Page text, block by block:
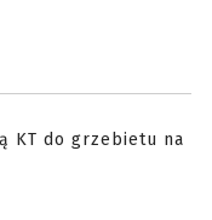
KT do grzebietu na